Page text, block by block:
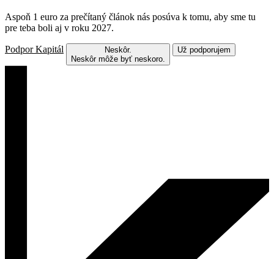
Aspoň 1 euro za prečítaný článok nás posúva k tomu, aby sme tu
pre teba boli aj v roku 2027.
Podpor Kapitál
Neskôr.
Neskôr môže byť neskoro.
Už podporujem